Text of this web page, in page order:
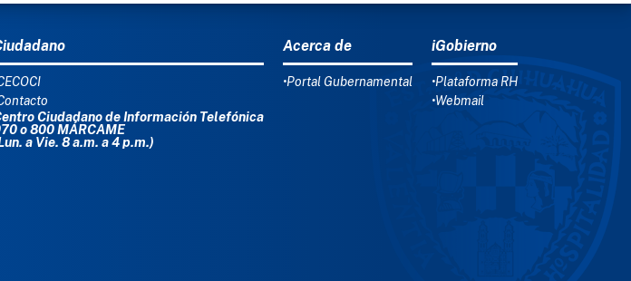
Ciudadano de Información Telefónica
o 800 MÁRCAME
a Vie. 8 a.m. a 4 p.m.)
Acerca de
•Portal Gubernamental
iGobierno
•Plataforma RH
•Webmail